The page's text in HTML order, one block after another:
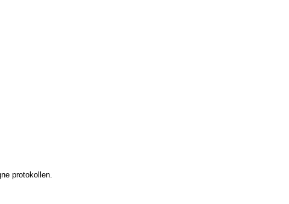
protokollen.